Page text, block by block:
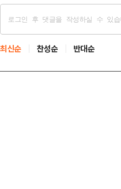
최신순 찬성순 반대순